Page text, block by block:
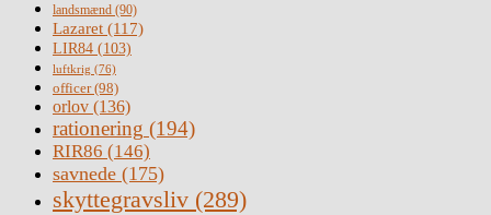
landsmænd (90)
Lazaret (117)
LIR84 (103)
luftkrig (76)
officer(98)
orlov (136)
rationering (194)
RIR86 (146)
savnede (175)
skyttegravsliv (289)